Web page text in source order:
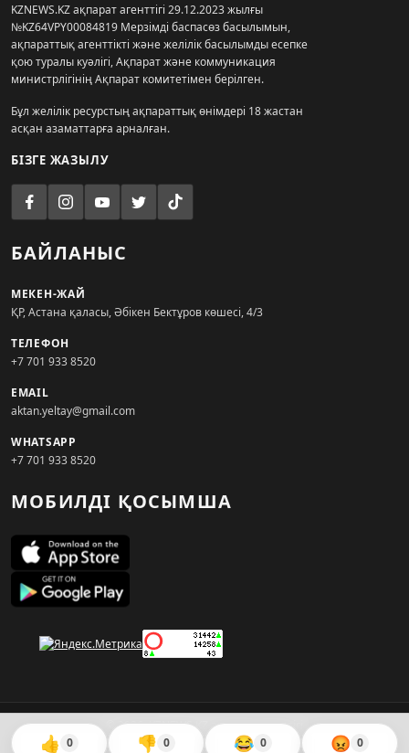
👍 0 👎 0 😂 0 😡 0
KZNEWS.KZ ақпарат агенттігі 29.12.2023 жылғы
№KZ64VPY00084819 Мерзімді баспасөз басылымын,
ақпараттық агенттікті және желілік басылымды есепке
қою туралы куәлігі, Ақпарат және коммуникация
министрлігінің Ақпарат комитетімен берілген.
Бұл желілік ресурстың ақпараттық өнімдері 18 жастан
асқан азаматтарға арналған.
БІЗГЕ ЖАЗЫЛУ
БАЙЛАНЫС
МЕКЕН-ЖАЙ
ҚР, Астана қаласы, Әбікен Бектұров көшесі, 4/3
ТЕЛЕФОН
+7 701 933 8520
EMAIL
aktan.yeltay@gmail.com
WHATSAPP
+7 701 933 8520
МОБИЛДІ ҚОСЫМША
© 2026. KZNEWS.KZ ақпарат агенттігі
Сайтты жасаған
WebAudit